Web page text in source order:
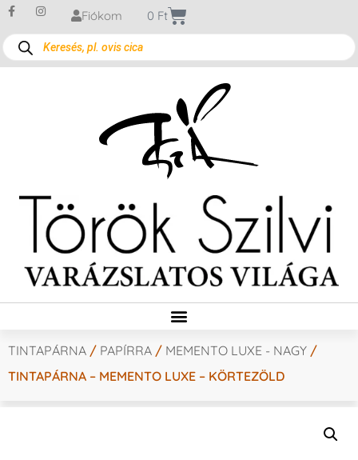
Fiókom 0 Ft
TINTAPÁRNA / PAPÍRRA / MEMENTO LUXE - NAGY /
TINTAPÁRNA – MEMENTO LUXE – KÖRTEZÖLD